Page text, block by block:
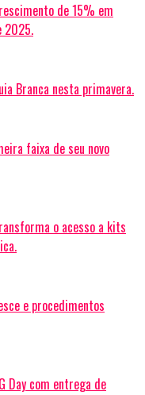
de 15% em
2025.
Branca nesta primavera.
faixa de seu novo
o acesso a kits
e procedimentos
Day com entrega de